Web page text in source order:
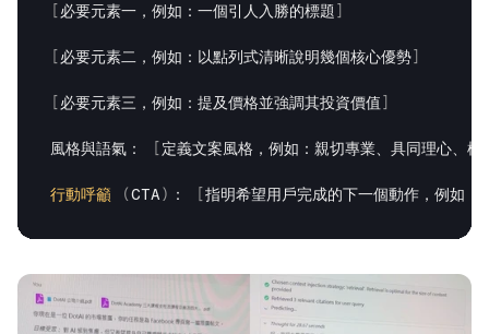
必要元素一，例如：一個引人入勝的標題
必要元素二，例如：以點列式清晰說明幾個核心優勢
必要元素三，例如：提及價格並強調其投資價值
風格與語氣： 定義文案風格，例如：親切專業、具同理心、權
行動呼籲 (CTA) ： 指明希望用戶完成的下一個動作，例如